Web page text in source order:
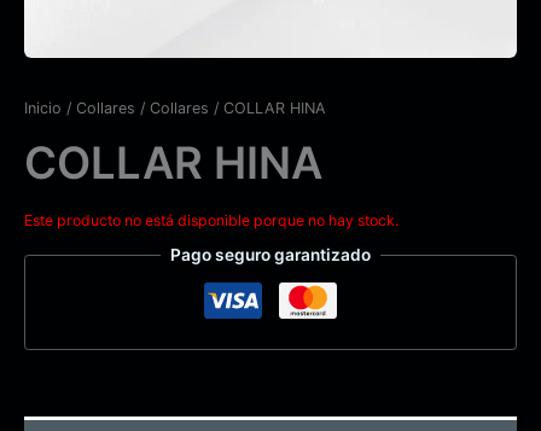
Inicio / Collares / Collares / COLLAR HINA
COLLAR HINA
Este producto no está disponible porque no hay stock.
Pago seguro garantizado